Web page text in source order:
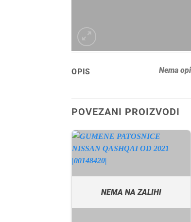
OPIS Nema
POVEZANI PROIZVODI
NEMA NA ZALIHI